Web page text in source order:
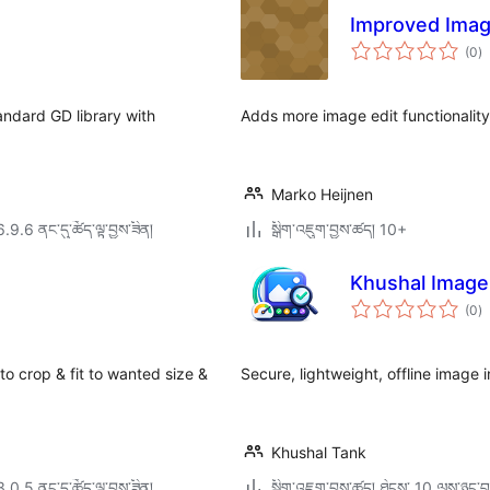
GD library with
ནང་དུ་ཚོད་ལྟ་བྱས་ཟིན།
Improved
(0)
Adds more image edit
Marko Heijnen
སྒྲིག་འཇུག་བྱས་ཚད། 10+
crop & fit to wanted size &
Khushal
(0)
Secure, lightweight, offline image
Khushal Tank